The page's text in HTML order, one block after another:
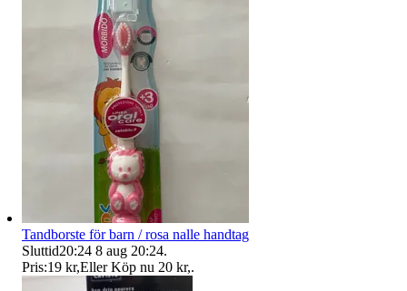
Tandborste för barn / rosa nalle handtag
Sluttid20:24 8 aug 20:24.
Pris:19 kr,Eller Köp nu 20 kr,.